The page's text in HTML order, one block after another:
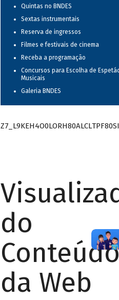
Quintas no BNDES
Sextas instrumentais
Reserva de ingressos
Filmes e festivais de cinema
Receba a programação
Concursos para Escolha de
Musicais
Galeria BNDES
do
da Web